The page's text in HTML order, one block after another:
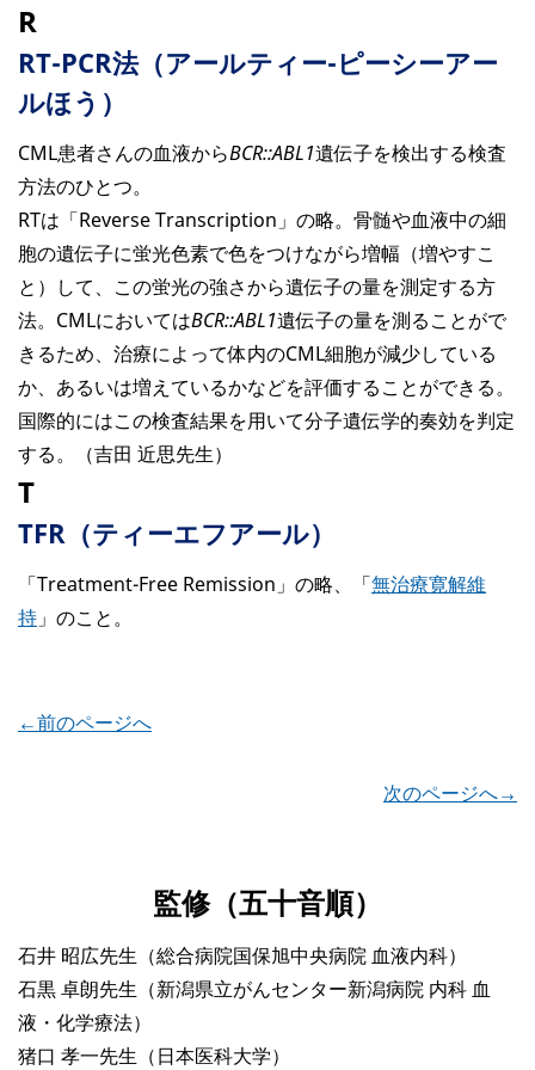
R
RT-PCR法（アールティー-ピーシーアー
ルほう）
CML患者さんの血液からBCR::ABL1遺伝子を検出する検査
方法のひとつ。
RTは「Reverse Transcription」の略。骨髄や血液中の細
胞の遺伝子に蛍光色素で色をつけながら増幅（増やすこ
と）して、この蛍光の強さから遺伝子の量を測定する方
法。CMLにおいてはBCR::ABL1遺伝子の量を測ることがで
きるため、治療によって体内のCML細胞が減少している
か、あるいは増えているかなどを評価することができる。
国際的にはこの検査結果を用いて分子遺伝学的奏効を判定
する。（吉田 近思先生）
T
TFR（ティーエフアール）
「Treatment-Free Remission」の略、「無治療寛解維
持 」のこと。
←前のページへ
次のページへ→
監修（五十音順）
石井 昭広先生（総合病院国保旭中央病院 血液内科）
石黒 卓朗先生（新潟県立がんセンター新潟病院 内科 血
液・化学療法）
猪口 孝一先生（日本医科大学）